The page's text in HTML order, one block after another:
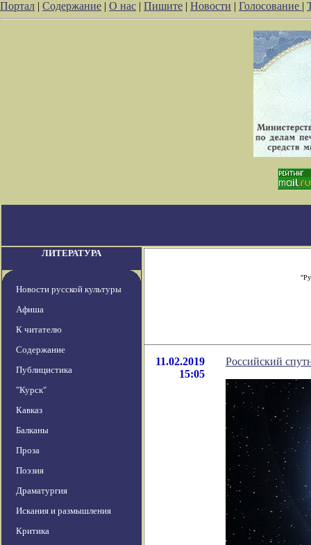
Портал | Содержание | О нас | Пишите | Новости | Голосование |
ЛИТЕРАТУРА
Новости русской культуры
Афиша
К читателю
Содержание
Публицистика
"Курск"
Кавказ
Балканы
Проза
Поэзия
Драматургия
Искания и размышления
Критика
11.02.2019
15:05
Российский